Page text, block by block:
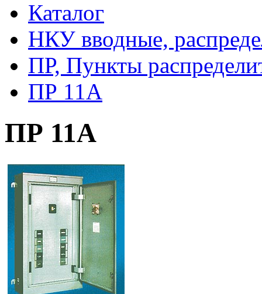
Каталог
НКУ вводные,
ПР, Пункты
ПР 11А
ПР 11А